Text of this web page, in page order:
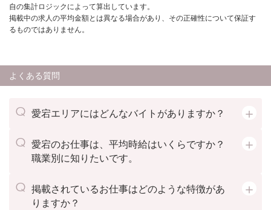
自の集計ロジックによって算出しています。
掲載中の求人の平均金額とは異なる場合があり、その正確性について保証す
るものではありません。
よくある質問
愛宕エリアにはどんなバイトがありますか？
愛宕のお仕事は、平均時給はいくらですか？
職業別に知りたいです。
掲載されているお仕事はどのような特徴があ
りますか？